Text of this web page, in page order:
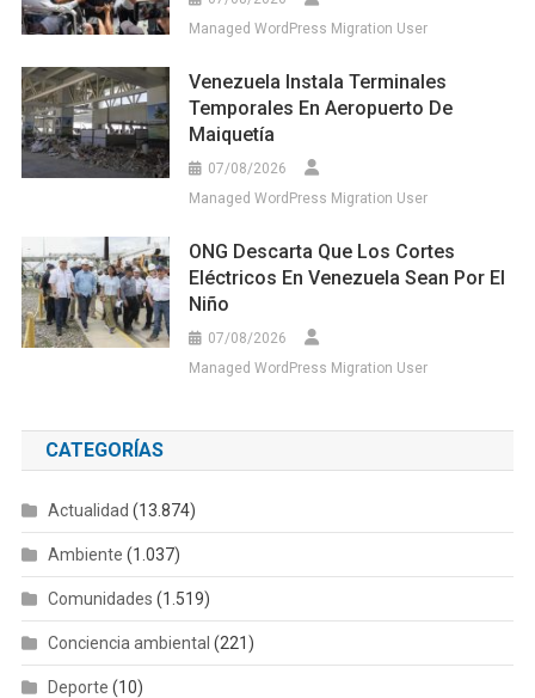
Managed WordPress Migration User
Venezuela Instala Terminales
Temporales En Aeropuerto De
Maiquetía
07/08/2026
Managed WordPress Migration User
ONG Descarta Que Los Cortes
Eléctricos En Venezuela Sean Por El
Niño
07/08/2026
Managed WordPress Migration User
CATEGORÍAS
Actualidad (13.874)
Ambiente (1.037)
Comunidades (1.519)
Conciencia ambiental (221)
Deporte (10)